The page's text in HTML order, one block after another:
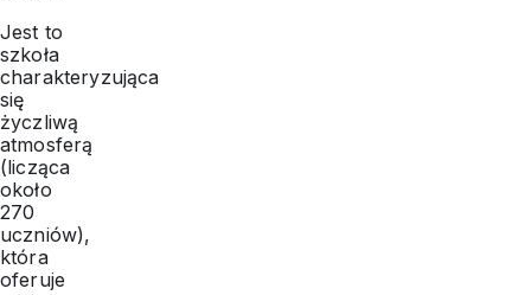
Jest to
szkoła
charakteryzująca
się
życzliwą
atmosferą
(licząca
około
270
uczniów),
która
oferuje